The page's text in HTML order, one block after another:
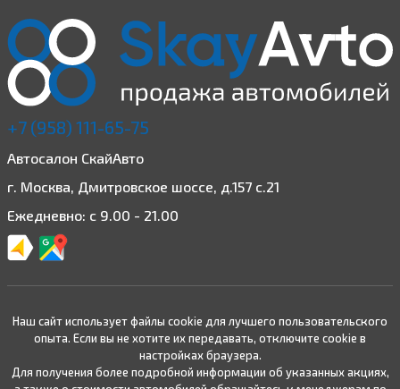
+7 (958) 111-65-75
Автосалон СкайАвто
г. Москва, Дмитровское шоссе, д.157 с.21
Ежедневно: с 9.00 - 21.00
Наш сайт использует файлы cookie для лучшего пользовательского
опыта. Если вы не хотите их передавать, отключите cookie в
настройках браузера.
Для получения более подробной информации об указанных акциях,